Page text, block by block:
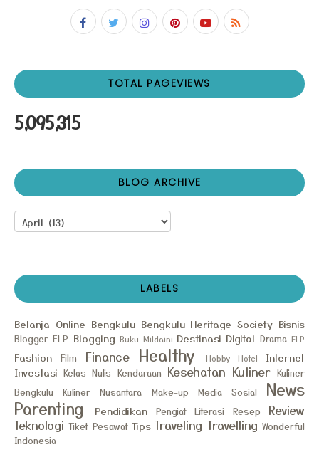
TOTAL PAGEVIEWS
5,095,315
BLOG ARCHIVE
LABELS
Belanja Online Bengkulu Bengkulu Heritage Society Bisnis
Blogger FLP Blogging Buku Mildaini Destinasi Digital Drama FLP
Fashion Film Finance Healthy Hobby Hotel
Internet
Investasi Kelas Nulis Kendaraan Kesehatan Kuliner Kuliner
Bengkulu
Kuliner Nusantara Make-up Media Sosial
News
Parenting
Pendidikan Pengiat Literasi Resep
Review
Teknologi Tiket Pesawat Tips Traveling Travelling Wonderful
Indonesia